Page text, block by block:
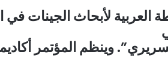
العربية لأبحاث الجينات في
وينظم المؤتمر